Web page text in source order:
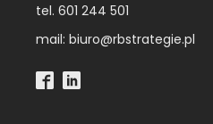
tel. 601 244 501
mail: biuro@rbstrategie.pl